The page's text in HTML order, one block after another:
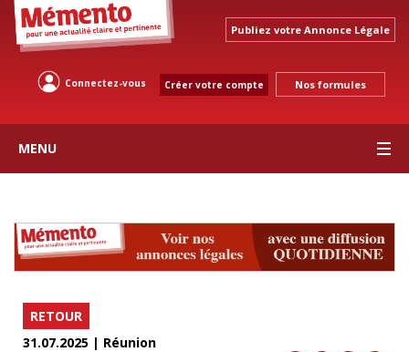
Publiez votre Annonce Légale
Connectez-vous Créer votre compte Nos formules
MENU
RETOUR
31.07.2025 | Réunion